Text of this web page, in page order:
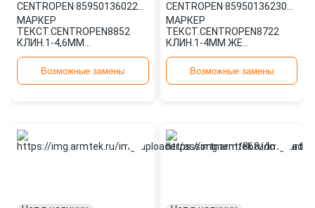
CENTROPEN·
МАРКЕР
ТЕКСТ.CENTROPEN8852
КЛИН.1-4,6ММ
Возможные замены
CENTROPEN·
МАРКЕР
ТЕКСТ.CENTROPEN8722
КЛИН.1-4ММ ЖЕ
Возможные замены